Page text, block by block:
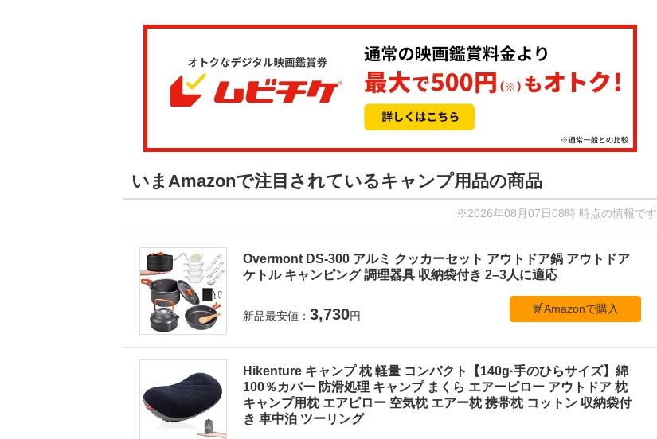
いまAmazonで注目されているキャンプ用品の商品
※2026年08月07日08時 時点の情報です
Overmont DS-300 アルミ クッカーセット アウトドア鍋 アウトドア
ケトル キャンピング 調理器具 収納袋付き 2–3人に適応
新品最安値： 3,730円
Amazonで購入
Hikenture キャンプ 枕 軽量 コンパクト【140g·手のひらサイズ】綿
100％カバー 防滑処理 キャンプ まくら エアーピロー アウトドア 枕
キャンプ用枕 エアピロー 空気枕 エアー枕 携帯枕 コットン 収納袋付
き 車中泊 ツーリング